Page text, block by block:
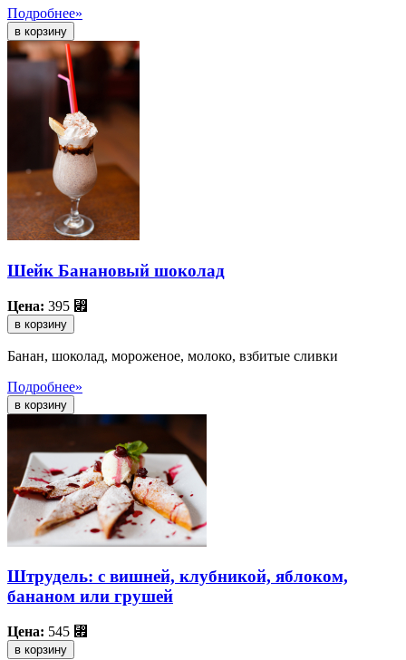
Подробнее»
Шейк Банановый шоколад
Цена: 395 ⃏
в корзину
Банан, шоколад, мороженое, молоко, взбитые сливки
Подробнее»
Штрудель: с вишней, клубникой, яблоком,
бананом или грушей
Цена: 545 ⃏
в корзину